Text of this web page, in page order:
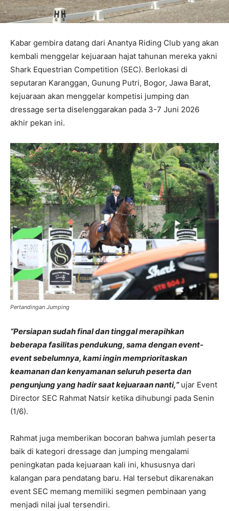
Kabar gembira datang dari Anantya Riding Club yang akan
kembali menggelar kejuaraan hajat tahunan mereka yakni
Shark Equestrian Competition (SEC). Berlokasi di
seputaran Karanggan, Gunung Putri, Bogor, Jawa Barat,
kejuaraan akan menggelar kompetisi jumping dan
dressage serta diselenggarakan pada 3-7 Juni 2026
akhir pekan ini.
Pertandingan Jumping
“Persiapan sudah final dan tinggal merapihkan
beberapa fasilitas pendukung, sama dengan event-
event sebelumnya, kami ingin memprioritaskan
keamanan dan kenyamanan seluruh peserta dan
pengunjung yang hadir saat kejuaraan nanti,” ujar Event
Director SEC Rahmat Natsir ketika dihubungi pada Senin
(1/6).
Rahmat juga memberikan bocoran bahwa jumlah peserta
baik di kategori dressage dan jumping mengalami
peningkatan pada kejuaraan kali ini, khususnya dari
kalangan para pendatang baru. Hal tersebut dikarenakan
event SEC memang memiliki segmen pembinaan yang
menjadi nilai jual tersendiri.